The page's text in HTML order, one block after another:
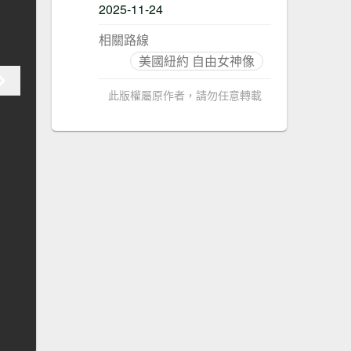
2025-11-24
相關路線
美國紐約 自由女神像
此版權屬原作者，請勿任意轉載